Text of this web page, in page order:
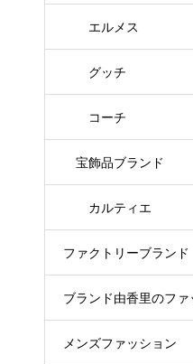
エルメス
グッチ
コーチ
宝飾品ブランド
カルティエ
ファクトリーブランド
ブランド由香里のフ
メンズファッション